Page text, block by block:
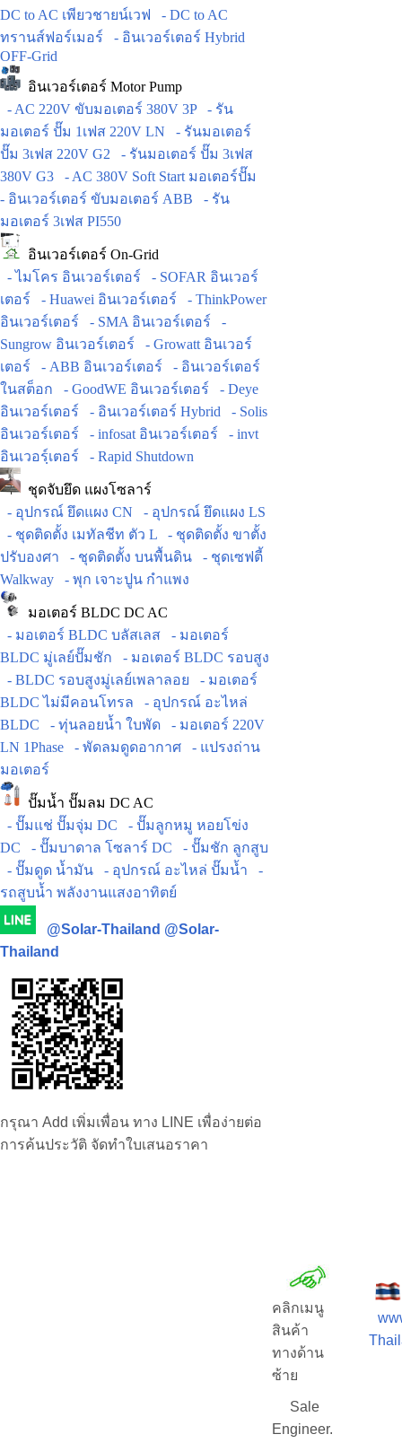
DC to AC เพียวชายน์เวฟ
- DC to AC
ทรานส์ฟอร์เมอร์
- อินเวอร์เตอร์ Hybrid
OFF-Grid
อินเวอร์เตอร์ Motor Pump
- AC 220V ขับมอเตอร์ 380V 3P
- รัน
มอเตอร์ ปั๊ม 1เฟส 220V LN
- รันมอเตอร์
ปั๊ม 3เฟส 220V G2
- รันมอเตอร์ ปั๊ม 3เฟส
380V G3
- AC 380V Soft Start มอเตอร์ปั๊ม
- อินเวอร์เตอร์ ขับมอเตอร์ ABB
- รัน
มอเตอร์ 3เฟส PI550
อินเวอร์เตอร์ On-Grid
- ไมโคร อินเวอร์เตอร์
- SOFAR อินเวอร์
เตอร์
- Huawei อินเวอร์เตอร์
- ThinkPower
อินเวอร์เตอร์
- SMA อินเวอร์เตอร์
-
Sungrow อินเวอร์เตอร์
- Growatt อินเวอร์
เตอร์
- ABB อินเวอร์เตอร์
- อินเวอร์เตอร์
ในสต็อก
- GoodWE อินเวอร์เตอร์
- Deye
อินเวอร์เตอร์
- อินเวอร์เตอร์ Hybrid
- Solis
อินเวอร์เตอร์
- infosat อินเวอร์เตอร์
- invt
อินเวอร์ฺเตอร์
- Rapid Shutdown
ชุดจับยึด แผงโซลาร์
- อุปกรณ์ ยึดแผง CN
- อุปกรณ์ ยึดแผง LS
- ชุดติดตั้ง เมทัลชีท ตัว L
- ชุดติดตั้ง ขาตั้ง
ปรับองศา
- ชุดติดตั้ง บนพื้นดิน
- ชุดเซฟตี้
Walkway
- พุก เจาะปูน กำแพง
มอเตอร์ BLDC DC AC
- มอเตอร์ BLDC บลัสเลส
- มอเตอร์
BLDC มู่เลย์ปั๊มชัก
- มอเตอร์ BLDC รอบสูง
- BLDC รอบสูงมู่เลย์เพลาลอย
- มอเตอร์
BLDC ไม่มีคอนโทรล
- อุปกรณ์ อะไหล่
BLDC
- ทุ่นลอยน้ำ ใบพัด
- มอเตอร์ 220V
LN 1Phase
- พัดลมดูดอากาศ
- แปรงถ่าน
มอเตอร์
ปั๊มน้ำ ปั๊มลม DC AC
- ปั๊มแช่ ปั๊มจุ่ม DC
- ปั๊มลูกหมู หอยโข่ง
DC
- ปั๊มบาดาล โซลาร์ DC
- ปั๊มชัก ลูกสูบ
- ปั๊มดูด น้ำมัน
- อุปกรณ์ อะไหล่ ปั๊มน้ำ
-
รถสูบน้ำ พลังงานแสงอาทิตย์
@Solar-Thailand @Solar-
Thailand
กรุณา Add เพิ่มเพื่อน ทาง LINE เพื่อง่ายต่อ
การค้นประวัติ จัดทำใบเสนอราคา
คลิกเมนู
สินค้า
ทางด้าน
ซ้าย
Sale
Engineer.